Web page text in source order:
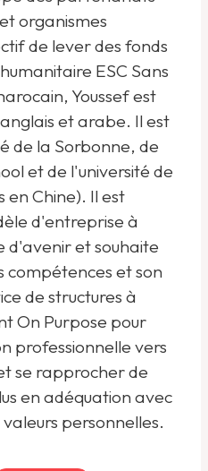
organismes
de lever des fonds
ESC Sans
Youssef est
et arabe. Il est
de la Sorbonne, de
et de l'université de
en Chine). Il est
d'entreprise à
d'avenir et souhaite
compétences et son
de structures à
On Purpose pour
professionnelle vers
se rapprocher de
en adéquation avec
personnelles.